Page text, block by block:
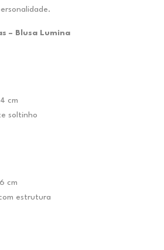
– Blusa Lumina
cm
soltinho
cm
estrutura